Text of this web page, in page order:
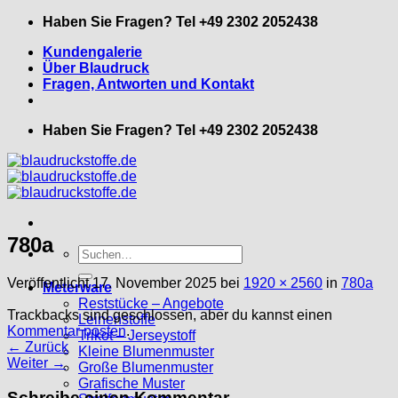
Zum
springen
Haben Sie Fragen? Tel +49 2302 2052438
Kundengalerie
Über Blaudruck
Fragen, Antworten und Kontakt
Haben Sie Fragen? Tel +49 2302 2052438
Suche
nach:
Meterware
Reststücke – Angebote
Leinenstoffe
Trikot – Jerseystoff
Kleine Blumenmuster
Große Blumenmuster
Grafische Muster
780a
Veröffentlicht17. November 2025 bei 1920 × 2560 in 780a
Trackbacks sind geschlossen, aber du kannst einen
Kommentar posten.
← Zurück
Weiter →